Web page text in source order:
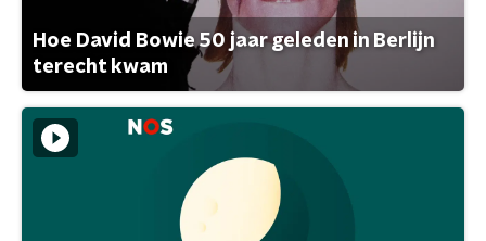
Hoe David Bowie 50 jaar geleden in Berlijn
terecht kwam